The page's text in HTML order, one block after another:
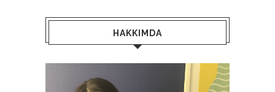
HAKKIMDA